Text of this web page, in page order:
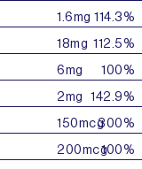
1.6mg 114.3%
18mg 112.5%
6mg
100%
2mg
142.9%
150mcg300%
200mcg100%